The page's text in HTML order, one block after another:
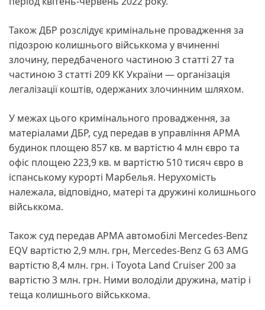
Також ДБР розслідує кримінальне провадження за
підозрою колишнього військкома у вчиненні
злочину, передбаченого частиною 3 статті 27 та
частиною 3 статті 209 КК України — організація
легалізації коштів, одержаних злочинним шляхом.
У межах цього кримінального провадження, за
матеріалами ДБР, суд передав в управління АРМА
будинок площею 857 кв. м вартістю 4 млн євро та
офіс площею 223,9 кв. м вартістю 510 тисяч євро в
іспанському курорті Марбелья. Нерухомість
належала, відповідно, матері та дружині колишнього
військкома.
Також суд передав АРМА автомобілі Mercedes-Benz
EQV вартістю 2,9 млн. грн, Mercedes-Benz G 63 AMG
вартістю 8,4 млн. грн. і Toyota Land Cruiser 200 за
вартістю 3 млн. грн. Ними володіли дружина, матір і
теща колишнього військкома.